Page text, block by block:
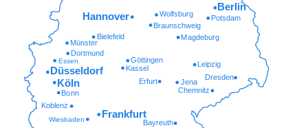
Wiesbaden Bayreuth
Koblenz
Chemnitz
Bonn
Erfurt Jena
Dresden
Kassel
Göttingen
Essen
Dortmund
Münster
Magdeburg
Bielefeld
Braunschweig
Potsdam
Wolfsburg
Frankfurt
Köln
Düsseldorf
Leipzig
Hannover
Berlin